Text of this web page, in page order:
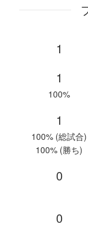
1
1
100%
1
100% (総試合)
100% (勝ち)
0
0